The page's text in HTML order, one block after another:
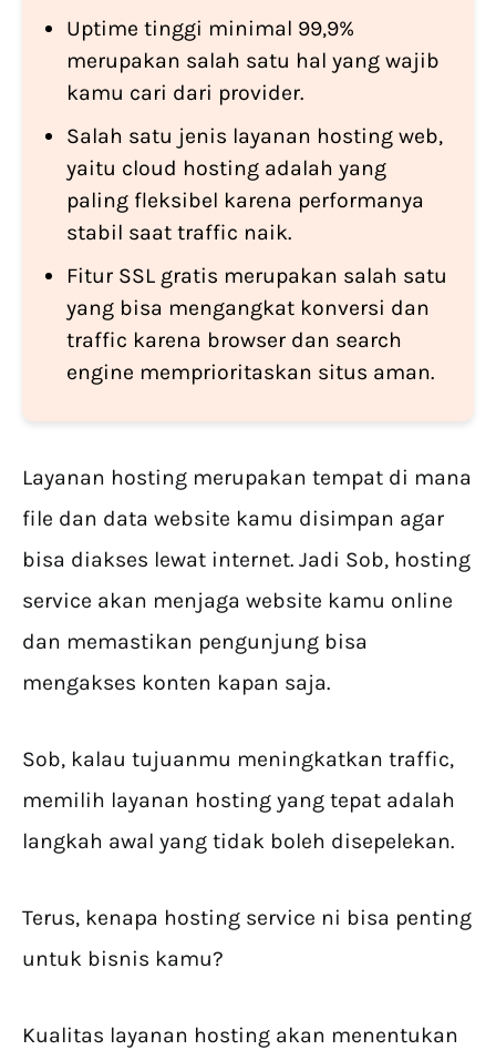
Uptime tinggi minimal 99,9%
merupakan salah satu hal yang wajib
kamu cari dari provider.
Salah satu jenis layanan hosting web,
yaitu cloud hosting adalah yang
paling fleksibel karena performanya
stabil saat traffic naik.
Fitur SSL gratis merupakan salah satu
yang bisa mengangkat konversi dan
traffic karena browser dan search
engine memprioritaskan situs aman.
Layanan hosting merupakan tempat di mana
file dan data website kamu disimpan agar
bisa diakses lewat internet. Jadi Sob, hosting
service akan menjaga website kamu online
dan memastikan pengunjung bisa
mengakses konten kapan saja.
Sob, kalau tujuanmu meningkatkan traffic,
memilih layanan hosting yang tepat adalah
langkah awal yang tidak boleh disepelekan.
Terus, kenapa hosting service ni bisa penting
untuk bisnis kamu?
Kualitas layanan hosting akan menentukan